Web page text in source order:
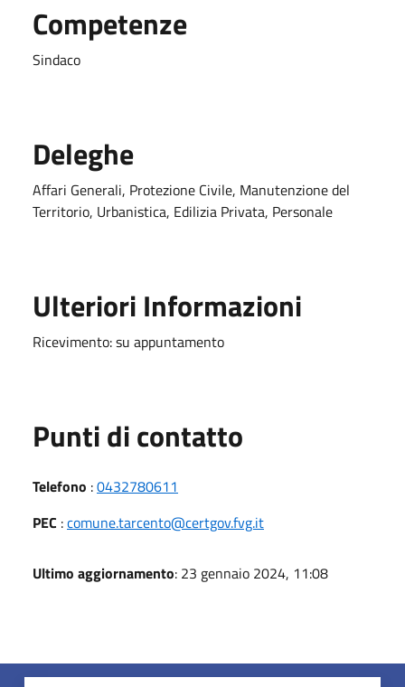
Competenze
Sindaco
Deleghe
Affari Generali, Protezione Civile, Manutenzione del
Territorio, Urbanistica, Edilizia Privata, Personale
Ulteriori Informazioni
Ricevimento: su appuntamento
Punti di contatto
Telefono :0432780611
PEC :comune.tarcento@certgov.fvg.it
Ultimo aggiornamento: 23 gennaio 2024, 11:08